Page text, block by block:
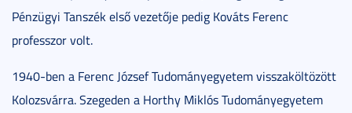
Pénzügyi Tanszék első vezetője pedig Kováts Ferenc
professzor volt.
1940-ben a Ferenc József Tudományegyetem visszaköltözött
Kolozsvárra. Szegeden a Horthy Miklós Tudományegyetem